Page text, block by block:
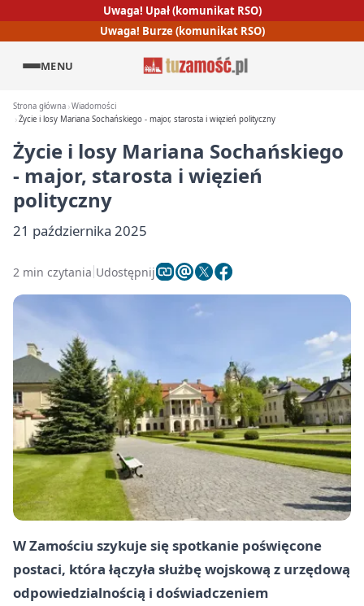
Uwaga! Upał (komunikat RSO)
Uwaga! Burze (komunikat RSO)
MENU
Strona główna Wiadomości
Życie i losy Mariana Sochańskiego - major, starosta i więzień polityczny
Życie i losy Mariana Sochańskiego
- major, starosta i więzień
polityczny
21 października 2025
2 min czytania Udostępnij
W Zamościu szykuje się spotkanie poświęcone
postaci, która łączyła służbę wojskową z urzędową
odpowiedzialnością i doświadczeniem